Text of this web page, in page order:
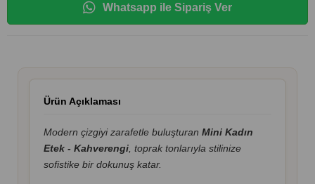
Whatsapp ile Sipariş Ver
Ürün Açıklaması
Modern çizgiyi zarafetle buluşturan Mini Kadın
Etek - Kahverengi, toprak tonlarıyla stilinize
sofistike bir dokunuş katar.